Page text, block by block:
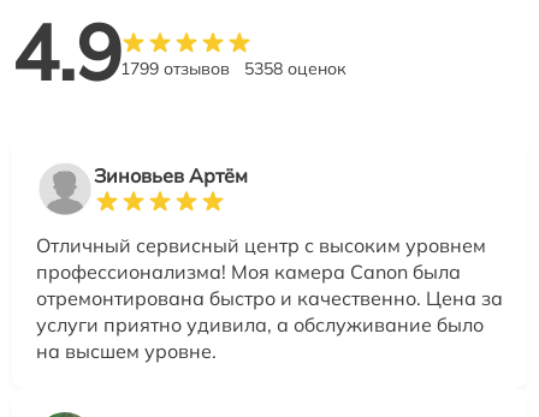
4.91799 отзывов 5358 оценок
Зиновьев Артём
Отличный сервисный центр с высоким уровнем
профессионализма! Моя камера Canon была
отремонтирована быстро и качественно. Цена за
услуги приятно удивила, а обслуживание было
на высшем уровне.